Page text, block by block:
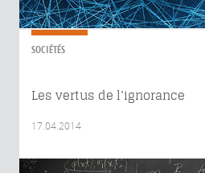
SOCIÉTÉS
Les vertus de l’ignorance
17.04.2014